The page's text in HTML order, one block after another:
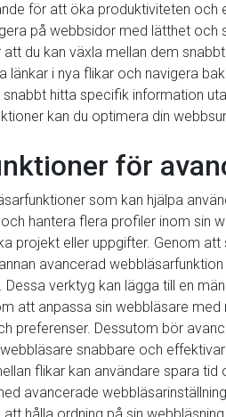
för att öka produktiviteten
på webbsidor med lätthet
du kan växla mellan dem
i nya flikar och navigera
hitta specifik information
kan du optimera din
för
som kan hjälpa
hantera flera profiler inom sin
projekt eller uppgifter. Genom
avancerad
verktyg kan lägga till en
att anpassa sin webbläsare
preferenser. Dessutom bör
snabbare och
flikar kan användare spara
avancerade